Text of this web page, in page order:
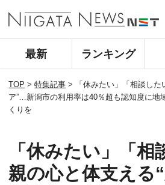
最新 ランキング
TOP >特集記事 >
「休みたい」「相談し
ア”…新潟市の利用率は40％超も認知度に
くりを
「休みたい」「
親の心と体支える